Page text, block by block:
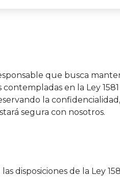
que busca
en la Ley
la
segura con nosotros.
disposiciones de la Ley